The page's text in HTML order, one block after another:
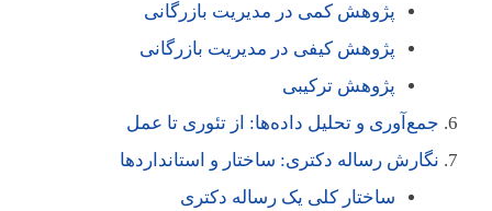
پژوهش کمی در مدیریت بازرگانی
پژوهش کیفی در مدیریت بازرگانی
پژوهش ترکیبی
جمع‌آوری و تحلیل داده‌ها: از تئوری تا عمل
نگارش رساله دکتری: ساختار و استانداردها
ساختار کلی یک رساله دکتری